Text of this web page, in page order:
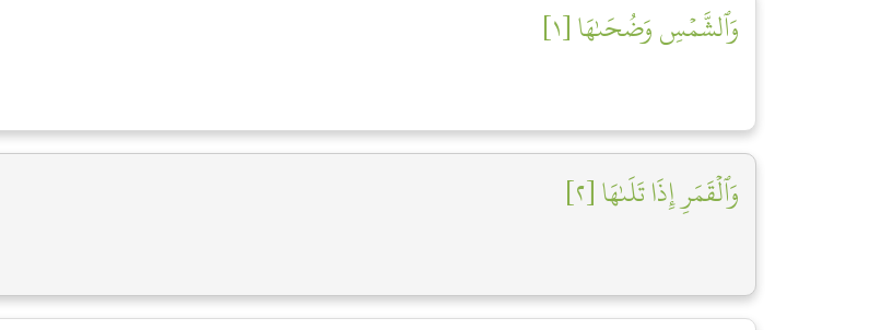
وَٱلشَّمۡسِ وَضُحَىٰهَا [١]
وَٱلۡقَمَرِ إِذَا تَلَىٰهَا [٢]